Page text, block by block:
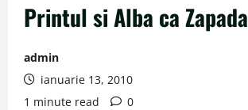
Printul si Alba ca Zapada
admin
ianuarie 13, 2010
1 minute read
0